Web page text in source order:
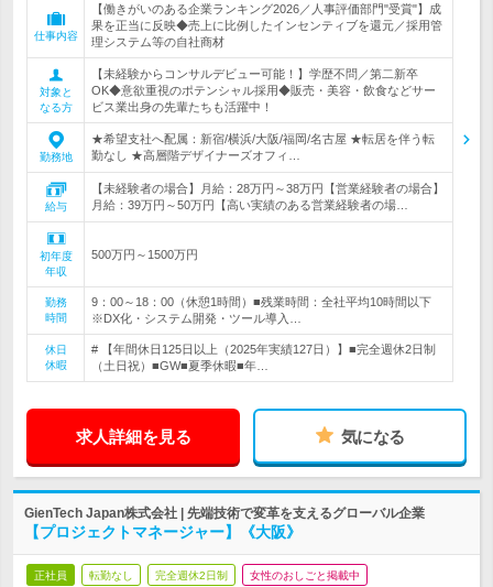
仕事内容
【働きがいのある企業ランキング2026／人事評価部門"受賞"】成
果を正当に反映◆売上に比例したインセンティブを還元／採用管
理システム等の自社商材
対象と
なる方
【未経験からコンサルデビュー可能！】学歴不問／第二新卒
OK◆意欲重視のポテンシャル採用◆販売・美容・飲食などサー
ビス業出身の先輩たちも活躍中！
勤務地
★希望支社へ配属：新宿/横浜/大阪/福岡/名古屋 ★転居を伴う転
勤なし ★高層階デザイナーズオフィ…
給与
【未経験者の場合】月給：28万円～38万円【営業経験者の場合】
月給：39万円～50万円【高い実績のある営業経験者の場…
初年度
年収
500万円～1500万円
勤務
時間
9：00～18：00（休憩1時間）■残業時間：全社平均10時間以下
※DX化・システム開発・ツール導入…
休日
休暇
# 【年間休日125日以上（2025年実績127日）】■完全週休2日制
（土日祝）■GW■夏季休暇■年…
求人詳細を見る 気になる
GienTech Japan株式会社 | 先端技術で変革を支えるグローバル企業
【プロジェクトマネージャー】《大阪》
正社員 転勤なし 完全週休2日制 女性のおしごと掲載中